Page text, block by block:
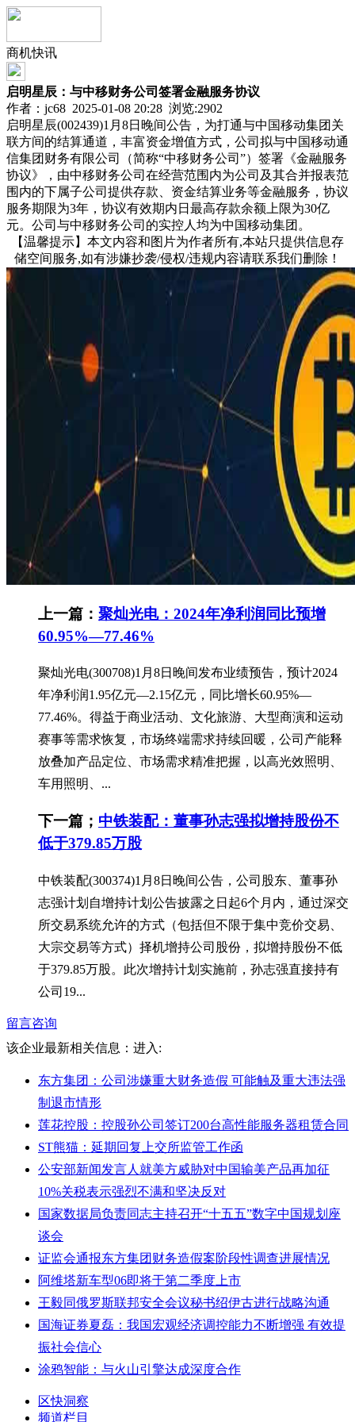
商机快讯
启明星辰：与中移财务公司签署金融服务协议
作者：jc68 2025-01-08 20:28 浏览:2902
启明星辰(002439)1月8日晚间公告，为打通与中国移动集团关
联方间的结算通道，丰富资金增值方式，公司拟与中国移动通
信集团财务有限公司（简称“中移财务公司”）签署《金融服务
协议》，由中移财务公司在经营范围内为公司及其合并报表范
围内的下属子公司提供存款、资金结算业务等金融服务，协议
服务期限为3年，协议有效期内日最高存款余额上限为30亿
元。公司与中移财务公司的实控人均为中国移动集团。
【温馨提示】本文内容和图片为作者所有,本站只提供信息存
储空间服务,如有涉嫌抄袭/侵权/违规内容请联系我们删除！
上一篇： 聚灿光电：2024年净利润同比预增
60.95%—77.46%
聚灿光电(300708)1月8日晚间发布业绩预告，预计2024
年净利润1.95亿元—2.15亿元，同比增长60.95%—
77.46%。得益于商业活动、文化旅游、大型商演和运动
赛事等需求恢复，市场终端需求持续回暖，公司产能释
放叠加产品定位、市场需求精准把握，以高光效照明、
车用照明、...
下一篇； 中铁装配：董事孙志强拟增持股份不
低于379.85万股
中铁装配(300374)1月8日晚间公告，公司股东、董事孙
志强计划自增持计划公告披露之日起6个月内，通过深交
所交易系统允许的方式（包括但不限于集中竞价交易、
大宗交易等方式）择机增持公司股份，拟增持股份不低
于379.85万股。此次增持计划实施前，孙志强直接持有
公司19...
留言咨询
该企业最新相关信息： 进入:
东方集团：公司涉嫌重大财务造假 可能触及重大违法强
制退市情形
莲花控股：控股孙公司签订200台高性能服务器租赁合同
ST熊猫：延期回复上交所监管工作函
公安部新闻发言人就美方威胁对中国输美产品再加征
10%关税表示强烈不满和坚决反对
国家数据局负责同志主持召开“十五五”数字中国规划座
谈会
证监会通报东方集团财务造假案阶段性调查进展情况
阿维塔新车型06即将于第二季度上市
王毅同俄罗斯联邦安全会议秘书绍伊古进行战略沟通
国海证券夏磊：我国宏观经济调控能力不断增强 有效提
振社会信心
涂鸦智能：与火山引擎达成深度合作
区快洞察
频道栏目